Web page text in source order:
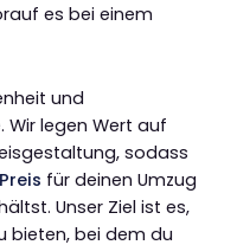
es bei einem
und
Wir legen Wert auf
sodass
Preis für deinen Umzug
Unser Ziel ist es,
bieten, bei dem du